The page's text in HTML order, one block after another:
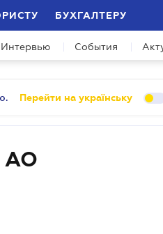
БУХГАЛТЕРУ
Интервью События
Перейти на українську
АО